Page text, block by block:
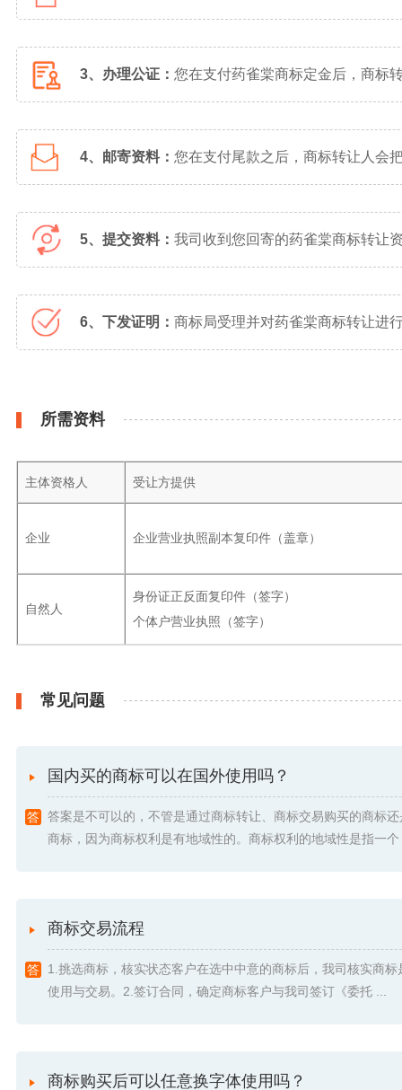
3、办理公证： 您在支付药雀棠商标定金后，商标
4、邮寄资料： 您在支付尾款之后，商标转让人会
5、提交资料： 我司收到您回寄的药雀棠商标转让
6、下发证明： 商标局受理并对药雀棠商标转让进
所需资料
主体资格人 受让方提供
企业 企业营业执照副本复印件（盖章）
自然人
身份证正反面复印件（签字）
个体户营业执照（签字）
常见问题
国内买的商标可以在国外使用吗？
答案是不可以的，不管是通过商标转让、商标交易购买的商标
商标，因为商标权利是有地域性的。商标权利的地域性是指一
商标交易流程
1.挑选商标，核实状态客户在选中中意的商标后，我司核实商标
使用与交易。2.签订合同，确定商标客户与我司签订《委托 ...
商标购买后可以任意换字体使用吗？